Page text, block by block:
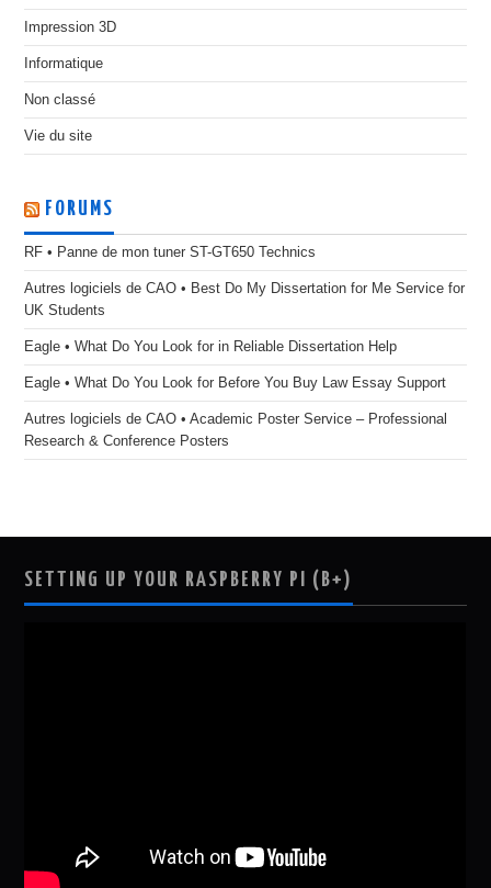
Impression 3D
Informatique
Non classé
Vie du site
FORUMS
RF • Panne de mon tuner ST-GT650 Technics
Autres logiciels de CAO • Best Do My Dissertation for Me Service for
UK Students
Eagle • What Do You Look for in Reliable Dissertation Help
Eagle • What Do You Look for Before You Buy Law Essay Support
Autres logiciels de CAO • Academic Poster Service – Professional
Research & Conference Posters
SETTING UP YOUR RASPBERRY PI (B+)